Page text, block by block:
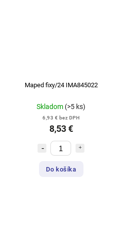
Maped fixy/24 IMA845022
Skladom (>5 ks)
6,93 € bez DPH
8,53 €
Do košíka